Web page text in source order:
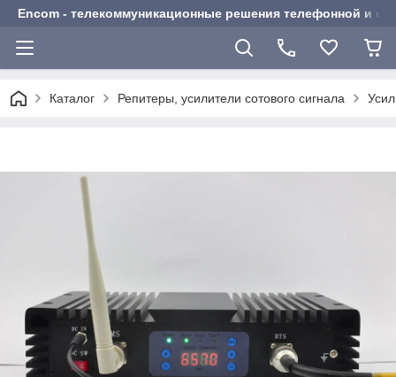
Encom - телекоммуникационные решения телефонной и
Каталог Репитеры, усилители сотового сигнала